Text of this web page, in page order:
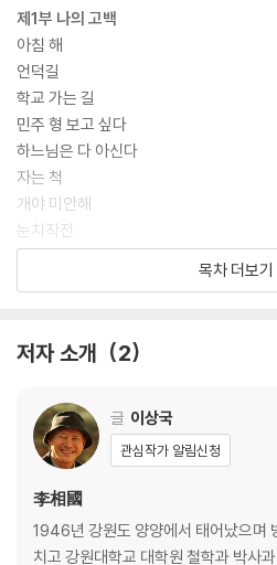
제1부 나의 고백
아침 해
언덕길
학교 가는 길
민주 형 보고 싶다
하느님은 다 아신다
자는 척
개야 미안해
눈치작전
나의 고백
아빠도 모르는 일
제2부 여우야 돌아와
달팽이 나라
우리 집에 놀러 와
여우야 돌아와
담쟁이에게
꼬꼬댁꼬꼬댁
목차 더보기
저자 소개 2
글 이상국
관심작가 알림신청
李相國
1946년 강원도 양양에서 태어났으며
치고 강원대학교 대학원 철학과 박사